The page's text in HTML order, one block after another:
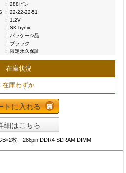
:
288ピン
:
22-22-22-51
:
1.2V
:
SK hynix
:
パッケージ品
:
ブラック
: 限定永久保証
在庫状況
在庫わずか
トに入れる
細はこちら
枚 288pin DDR4 SDRAM DIMM